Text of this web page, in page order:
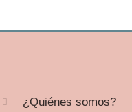
¿Quiénes somos?